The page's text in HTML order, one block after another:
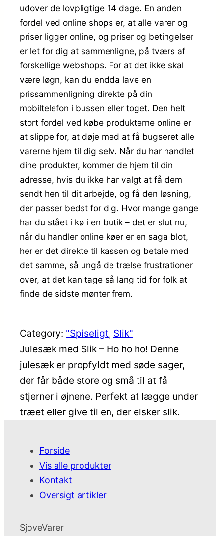
udover de lovpligtige 14 dage. En anden
fordel ved online shops er, at alle varer og
priser ligger online, og priser og betingelser
er let for dig at sammenligne, på tværs af
forskellige webshops. For at det ikke skal
være løgn, kan du endda lave en
prissammenligning direkte på din
mobiltelefon i bussen eller toget. Den helt
stort fordel ved købe produkterne online er
at slippe for, at døje med at få bugseret alle
varerne hjem til dig selv. Når du har handlet
dine produkter, kommer de hjem til din
adresse, hvis du ikke har valgt at få dem
sendt hen til dit arbejde, og få den løsning,
der passer bedst for dig. Hvor mange gange
har du stået i kø i en butik – det er slut nu,
når du handler online køer er en saga blot,
her er det direkte til kassen og betale med
det samme, så ungå de trælse frustrationer
over, at det kan tage så lang tid for folk at
finde de sidste mønter frem.
Category: "Spiseligt, Slik"
Julesæk med Slik – Ho ho ho! Denne
julesæk er propfyldt med søde sager,
der får både store og små til at få
stjerner i øjnene. Perfekt at lægge under
træet eller give til en, der elsker slik.
Forside
Vis alle produkter
Kontakt
Oversigt artikler
SjoveVarer